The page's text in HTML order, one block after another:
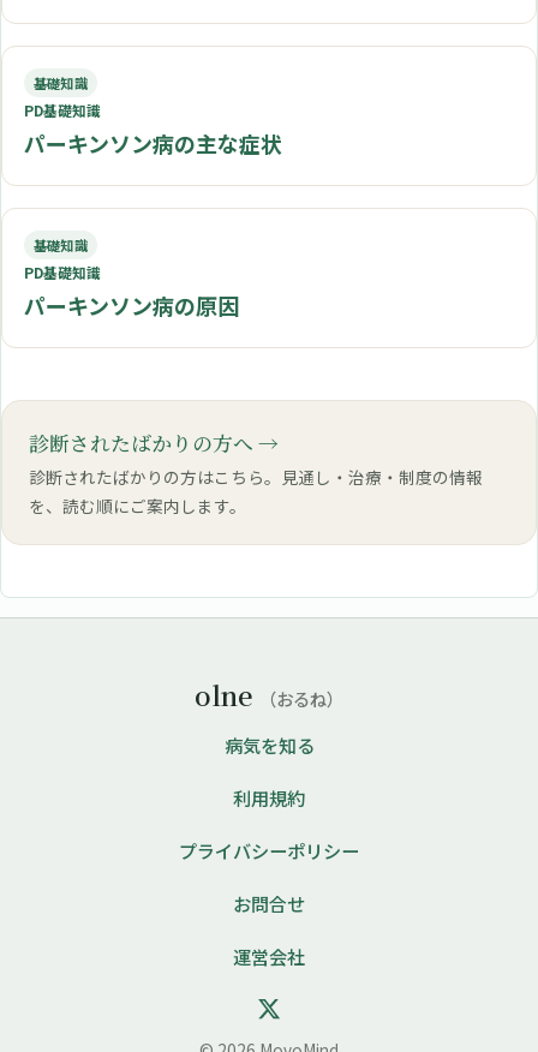
基礎知識
PD基礎知識
パーキンソン病の主な症状
基礎知識
PD基礎知識
パーキンソン病の原因
診断されたばかりの方へ
診断されたばかりの方はこちら。見通し・治療・制度の情報
を、読む順にご案内します。
olne （おるね）
病気を知る
利用規約
プライバシーポリシー
お問合せ
運営会社